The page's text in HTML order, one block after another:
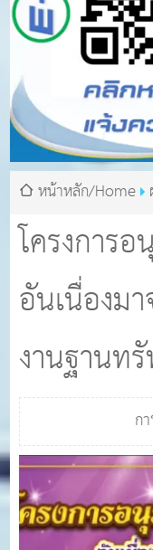
โครงการ
อันเนื่องม
งานฐานท
หน้าหลัก/Home
อนุรักษ์พันธุกรรมพืชอัน
า
ก